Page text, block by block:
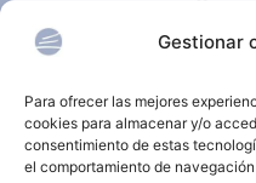
Gestionar
Para ofrecer las mejores
cookies para almacenar y/o
consentimiento de estas
el comportamiento de
internacionalmente y
cumple con